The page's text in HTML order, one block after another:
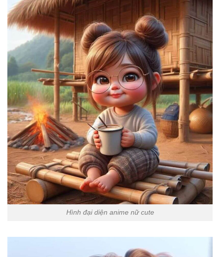
Hình đại diện anime nữ cute